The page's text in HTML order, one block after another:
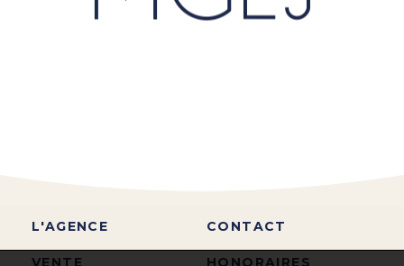
L'AGENCE
VENTE
CONTACT
HONORAIRES